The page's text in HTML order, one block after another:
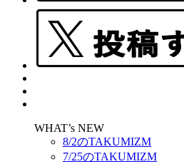
WHAT’s NEW
8/2のTAKUMIZM
7/25のTAKUMIZM